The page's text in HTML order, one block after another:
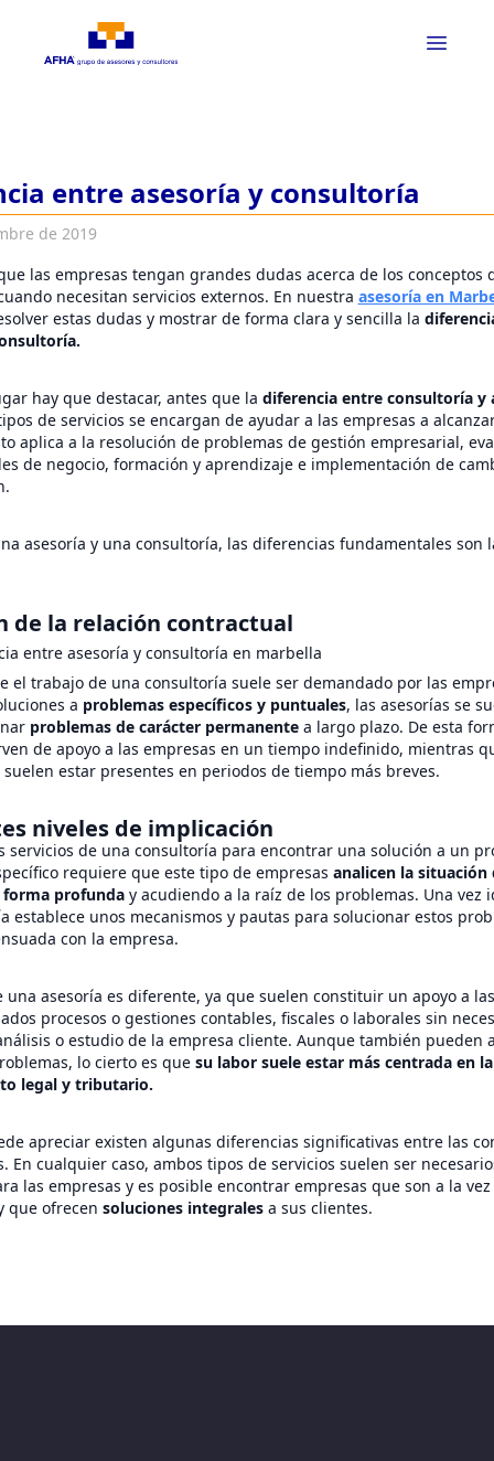
entre asesoría y consultoría
de 2019
las empresas tengan grandes dudas acerca de los conceptos
necesitan servicios externos. En nuestra asesoría en
estas dudas y mostrar de forma clara y sencilla la
hay que destacar, antes que la diferencia entre consultoría y
de servicios se encargan de ayudar a las empresas a
aplica a la resolución de problemas de gestión empresarial,
de negocio, formación y aprendizaje e implementación de
asesoría y una consultoría, las diferencias fundamentales son
de la relación contractual
el trabajo de una consultoría suele ser demandado por las
a problemas específicos y puntuales, las asesorías se
problemas de carácter permanentea largo plazo. De esta
de apoyo a las empresas en un tiempo indefinido, mientras
estar presentes en periodos de tiempo más breves.
niveles de implicación
servicios de una consultoría para encontrar una solución a un
requiere que este tipo de empresas analicen la situación
forma profunday acudiendo a la raíz de los problemas. Una vez
establece unos mecanismos y pautas para solucionar estos
con la empresa.
una asesoría es diferente, ya que suelen constituir un apoyo a
procesos o gestiones contables, fiscales o laborales sin
o estudio de la empresa cliente. Aunque también pueden
lo cierto es que su labor suele estar más centrada en
legal y tributario.
apreciar existen algunas diferencias significativas entre las
En cualquier caso, ambos tipos de servicios suelen ser
las empresas y es posible encontrar empresas que son a la vez
que ofrecen soluciones integralesa sus clientes.